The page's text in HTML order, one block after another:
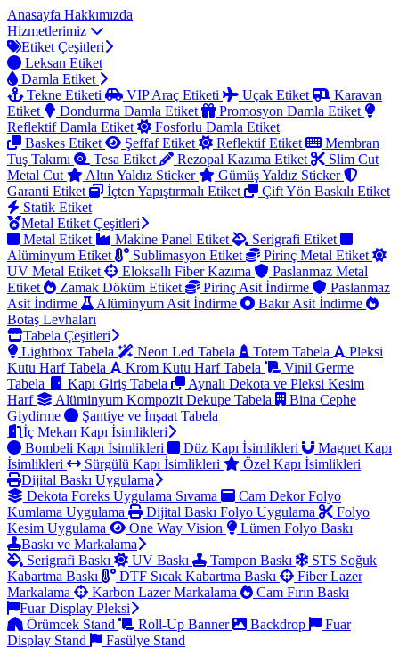
Anasayfa Hakkımızda
Hizmetlerimiz
Etiket Çeşitleri
Leksan Etiket
Damla Etiket
Tekne Etiketi
VIP Araç Etiketi Uçak Etiket
Karavan
Etiket
Dondurma Damla Etiket
Promosyon Damla Etiket
Reflektif Damla Etiket
Fosforlu Damla Etiket
Baskes Etiket
Şeffaf Etiket Reflektif Etiket
Membran
Tuş Takımı
Tesa Etiket Rezopal Kazıma Etiket
Slim Cut
Metal Cut
Altın Yaldız Sticker
Gümüş Yaldız Sticker
Garanti Etiket
İçten Yapıştırmalı Etiket
Çift Yön Baskılı Etiket
Statik Etiket
Metal Etiket Çeşitleri
Metal Etiket
Makine Panel Etiket
Serigrafi Etiket
Alüminyum Etiket
Sublimasyon Etiket
Pirinç Metal Etiket
UV Metal Etiket
Eloksallı Fiber Kazıma
Paslanmaz Metal
Etiket
Zamak Döküm Etiket Pirinç Asit İndirme
Paslanmaz
Asit İndirme
Alüminyum Asit İndirme
Bakır Asit İndirme
Botaş Levhaları
Tabela Çeşitleri
Lightbox Tabela
Neon Led Tabela Totem Tabela
Pleksi
Kutu Harf Tabela
Krom Kutu Harf Tabela
Vinil Germe
Tabela
Kapı Giriş Tabela
Aynalı Dekota ve Pleksi Kesim
Harf
Alüminyum Kompozit Dekupe Tabela
Bina Cephe
Giydirme
Şantiye ve İnşaat Tabela
İç Mekan Kapı İsimlikleri
Bombeli Kapı İsimlikleri
Düz Kapı İsimlikleri
Magnet Kapı
İsimlikleri
Sürgülü Kapı İsimlikleri
Özel Kapı İsimlikleri
Dijital Baskı Uygulama
Dekota Foreks Uygulama Sıvama
Cam Dekor Folyo
Kumlama Uygulama
Dijital Baskı Folyo Uygulama
Folyo
Kesim Uygulama
One Way Vision
Lümen Folyo Baskı
Baskı ve Markalama
Serigrafi Baskı
UV Baskı Tampon Baskı
STS Soğuk
Kabartma Baskı
DTF Sıcak Kabartma Baskı
Fiber Lazer
Markalama
Karbon Lazer Markalama
Cam Fırın Baskı
Fuar Display Pleksi
Örümcek Stand
Roll-Up Banner Backdrop
Fuar
Display Stand
Fasülye Stand